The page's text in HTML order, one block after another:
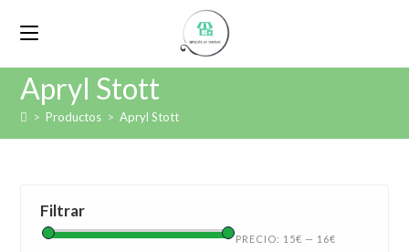
Apryl Stott
> Productos > Apryl Stott
Filtrar
PRECIO: 15€ — 16€